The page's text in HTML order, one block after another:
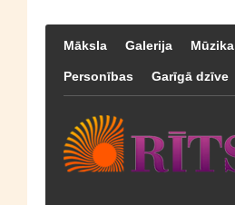
Māksla Galerija Mūzika
Personības Garīgā dzīve